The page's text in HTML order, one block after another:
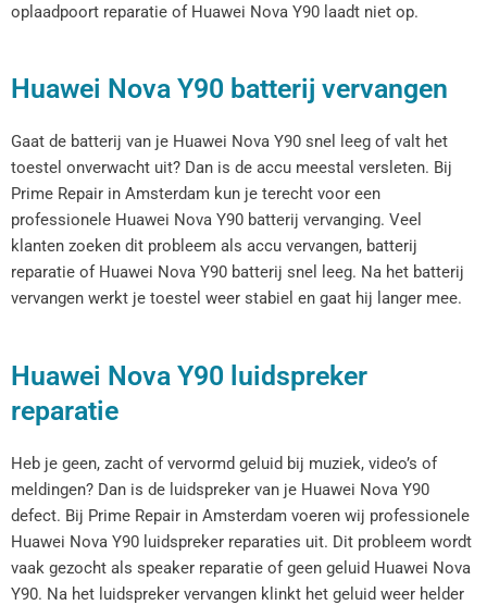
oplaadpoort reparatie of Huawei Nova Y90 laadt niet op.
Huawei Nova Y90 batterij vervangen
Gaat de batterij van je Huawei Nova Y90 snel leeg of valt het
toestel onverwacht uit? Dan is de accu meestal versleten. Bij
Prime Repair in Amsterdam kun je terecht voor een
professionele Huawei Nova Y90 batterij vervanging. Veel
klanten zoeken dit probleem als accu vervangen, batterij
reparatie of Huawei Nova Y90 batterij snel leeg. Na het batterij
vervangen werkt je toestel weer stabiel en gaat hij langer mee.
Huawei Nova Y90 luidspreker
reparatie
Heb je geen, zacht of vervormd geluid bij muziek, video’s of
meldingen? Dan is de luidspreker van je Huawei Nova Y90
defect. Bij Prime Repair in Amsterdam voeren wij professionele
Huawei Nova Y90 luidspreker reparaties uit. Dit probleem wordt
vaak gezocht als speaker reparatie of geen geluid Huawei Nova
Y90. Na het luidspreker vervangen klinkt het geluid weer helder